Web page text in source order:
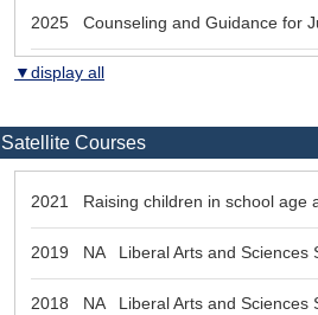
2025 Counseling and Guidance for
▼display all
Satellite Courses
2021 Raising children in school age
2019 NA Liberal Arts and Sciences
2018 NA Liberal Arts and Sciences